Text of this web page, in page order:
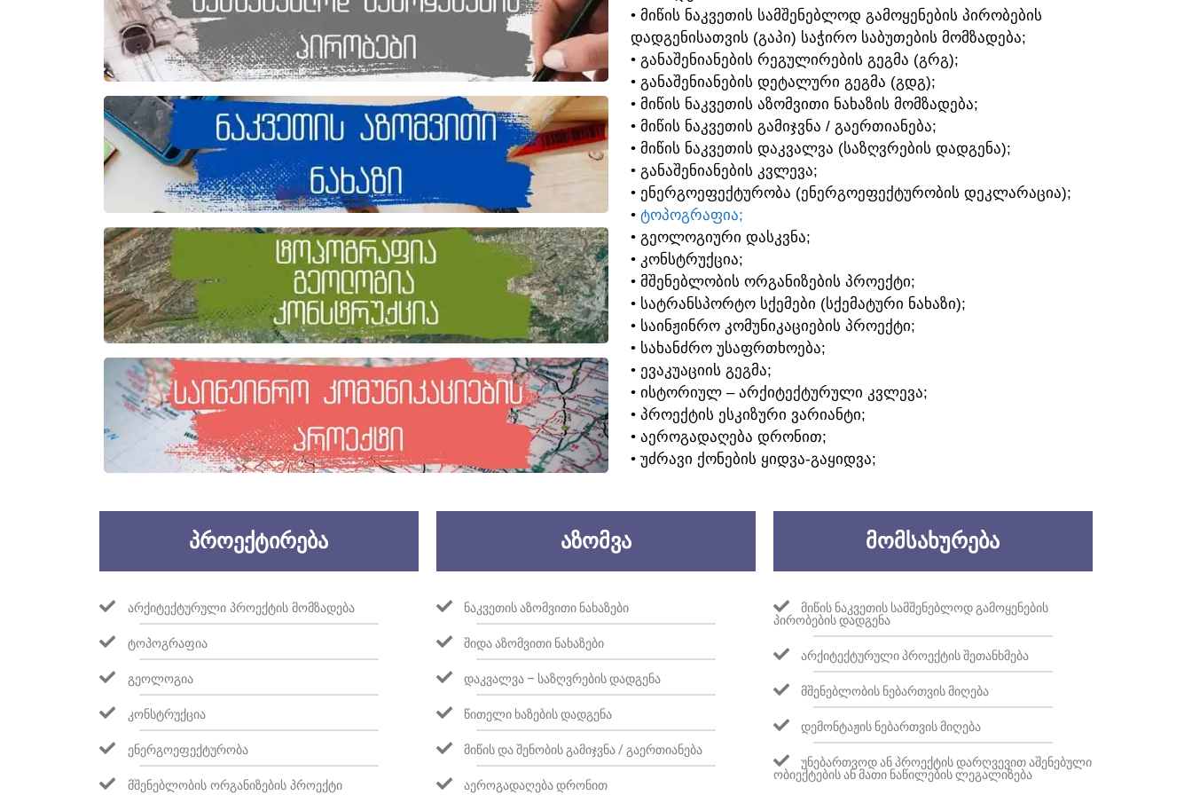
• ᲛᲘᲬᲘᲡ ᲜᲐᲙᲕᲔᲗᲘᲡ ᲡᲐᲛᲨᲔᲜᲔᲑᲚᲝᲓ ᲒᲐᲛᲝᲧᲔᲜᲔᲑᲘᲡ ᲞᲘᲠᲝᲑᲔᲑᲘᲡ
ᲓᲐᲓᲒᲔᲜᲘᲡᲐᲗᲕᲘᲡ (ᲒᲐᲞᲘ) ᲡᲐᲭᲘᲠᲝ ᲡᲐᲑᲣᲗᲔᲑᲘᲡ ᲛᲝᲛᲖᲐᲓᲔᲑᲐ;
• ᲒᲐᲜᲐᲨᲔᲜᲘᲐᲜᲔᲑᲘᲡ ᲠᲔᲒᲣᲚᲘᲠᲔᲑᲘᲡ ᲒᲔᲒᲛᲐ (ᲒᲠᲒ);
• ᲒᲐᲜᲐᲨᲔᲜᲘᲐᲜᲔᲑᲘᲡ ᲓᲔᲢᲐᲚᲣᲠᲘ ᲒᲔᲒᲛᲐ (ᲒᲓᲒ);
• ᲛᲘᲬᲘᲡ ᲜᲐᲙᲕᲔᲗᲘᲡ ᲐᲖᲝᲛᲕᲘᲗᲘ ᲜᲐᲮᲐᲖᲘᲡ ᲛᲝᲛᲖᲐᲓᲔᲑᲐ;
• ᲛᲘᲬᲘᲡ ᲜᲐᲙᲕᲔᲗᲘᲡ ᲒᲐᲛᲘᲯᲕᲜᲐ / ᲒᲐᲔᲠᲗᲘᲐᲜᲔᲑᲐ;
• ᲛᲘᲬᲘᲡ ᲜᲐᲙᲕᲔᲗᲘᲡ ᲓᲐᲙᲕᲐᲚᲕᲐ (ᲡᲐᲖᲦᲕᲠᲔᲑᲘᲡ ᲓᲐᲓᲒᲔᲜᲐ);
• ᲒᲐᲜᲐᲨᲔᲜᲘᲐᲜᲔᲑᲘᲡ ᲙᲕᲚᲔᲕᲐ;
• ᲔᲜᲔᲠᲒᲝᲔᲤᲔᲥᲢᲣᲠᲝᲑᲐ (ᲔᲜᲔᲠᲒᲝᲔᲤᲔᲥᲢᲣᲠᲝᲑᲘᲡ ᲓᲔᲙᲚᲐᲠᲐᲪᲘᲐ);
• ᲢᲝᲞᲝᲒᲠᲐᲤᲘᲐ;
• ᲒᲔᲝᲚᲝᲒᲘᲣᲠᲘ ᲓᲐᲡᲙᲕᲜᲐ;
• ᲙᲝᲜᲡᲢᲠᲣᲥᲪᲘᲐ;
• ᲛᲨᲔᲜᲔᲑᲚᲝᲑᲘᲡ ᲝᲠᲒᲐᲜᲘᲖᲔᲑᲘᲡ ᲞᲠᲝᲔᲥᲢᲘ;
• ᲡᲐᲢᲠᲐᲜᲡᲞᲝᲠᲢᲝ ᲡᲥᲔᲛᲔᲑᲘ (ᲡᲥᲔᲛᲐᲢᲣᲠᲘ ᲜᲐᲮᲐᲖᲘ);
• ᲡᲐᲘᲜᲟᲘᲜᲠᲝ ᲙᲝᲛᲣᲜᲘᲙᲐᲪᲘᲔᲑᲘᲡ ᲞᲠᲝᲔᲥᲢᲘ;
• ᲡᲐᲮᲐᲜᲫᲠᲝ ᲣᲡᲐᲤᲠᲗᲮᲝᲔᲑᲐ;
• ᲔᲕᲐᲙᲣᲐᲪᲘᲘᲡ ᲒᲔᲒᲛᲐ;
• ᲘᲡᲢᲝᲠᲘᲣᲚ – ᲐᲠᲥᲘᲢᲔᲥᲢᲣᲠᲣᲚᲘ ᲙᲕᲚᲔᲕᲐ;
• ᲞᲠᲝᲔᲥᲢᲘᲡ ᲔᲡᲙᲘᲖᲣᲠᲘ ᲕᲐᲠᲘᲐᲜᲢᲘ;
• ᲐᲔᲠᲝᲒᲐᲓᲐᲦᲔᲑᲐ ᲓᲠᲝᲜᲘᲗ;
• ᲣᲫᲠᲐᲕᲘ ᲥᲝᲜᲔᲑᲘᲡ ᲧᲘᲓᲕᲐ-ᲒᲐᲧᲘᲓᲕᲐ;
ᲞᲠᲝᲔᲥᲢᲘᲠᲔᲑᲐ
ᲐᲠᲥᲘᲢᲔᲥᲢᲣᲠᲣᲚᲘ ᲞᲠᲝᲔᲥᲢᲘᲡ ᲛᲝᲛᲖᲐᲓᲔᲑᲐ
ᲢᲝᲞᲝᲒᲠᲐᲤᲘᲐ
ᲒᲔᲝᲚᲝᲒᲘᲐ
ᲙᲝᲜᲡᲢᲠᲣᲥᲪᲘᲐ
ᲔᲜᲔᲠᲒᲝᲔᲤᲔᲥᲢᲣᲠᲝᲑᲐ
ᲛᲨᲔᲜᲔᲑᲚᲝᲑᲘᲡ ᲝᲠᲒᲐᲜᲘᲖᲔᲑᲘᲡ ᲞᲠᲝᲔᲥᲢᲘ
ᲐᲖᲝᲛᲕᲐ
ᲜᲐᲙᲕᲔᲗᲘᲡ ᲐᲖᲝᲛᲕᲘᲗᲘ ᲜᲐᲮᲐᲖᲔᲑᲘ
ᲨᲘᲓᲐ ᲐᲖᲝᲛᲕᲘᲗᲘ ᲜᲐᲮᲐᲖᲔᲑᲘ
ᲓᲐᲙᲕᲐᲚᲕᲐ – ᲡᲐᲖᲦᲕᲠᲔᲑᲘᲡ ᲓᲐᲓᲒᲔᲜᲐ
ᲬᲘᲗᲔᲚᲘ ᲮᲐᲖᲔᲑᲘᲡ ᲓᲐᲓᲒᲔᲜᲐ
ᲛᲘᲬᲘᲡ ᲓᲐ ᲨᲔᲜᲝᲑᲘᲡ ᲒᲐᲛᲘᲯᲕᲜᲐ / ᲒᲐᲔᲠᲗᲘᲐᲜᲔᲑᲐ
ᲐᲔᲠᲝᲒᲐᲓᲐᲦᲔᲑᲐ ᲓᲠᲝᲜᲘᲗ
ᲛᲝᲛᲡᲐᲮᲣᲠᲔᲑᲐ
ᲛᲘᲬᲘᲡ ᲜᲐᲙᲕᲔᲗᲘᲡ ᲡᲐᲛᲨᲔᲜᲔᲑᲚᲝᲓ ᲒᲐᲛᲝᲧᲔᲜᲔᲑᲘᲡ
ᲞᲘᲠᲝᲑᲔᲑᲘᲡ ᲓᲐᲓᲒᲔᲜᲐ
ᲐᲠᲥᲘᲢᲔᲥᲢᲣᲠᲣᲚᲘ ᲞᲠᲝᲔᲥᲢᲘᲡ ᲨᲔᲗᲐᲜᲮᲛᲔᲑᲐ
ᲛᲨᲔᲜᲔᲑᲚᲝᲑᲘᲡ ᲜᲔᲑᲐᲠᲗᲕᲘᲡ ᲛᲘᲦᲔᲑᲐ
ᲓᲔᲛᲝᲜᲢᲐᲟᲘᲡ ᲜᲔᲑᲐᲠᲗᲕᲘᲡ ᲛᲘᲦᲔᲑᲐ
ᲣᲜᲔᲑᲐᲠᲗᲕᲝᲓ ᲐᲜ ᲞᲠᲝᲔᲥᲢᲘᲡ ᲓᲐᲠᲦᲕᲔᲕᲘᲗ ᲐᲨᲔᲜᲔᲑᲣᲚᲘ
ᲝᲑᲘᲔᲥᲢᲔᲑᲘᲡ ᲐᲜ ᲛᲐᲗᲘ ᲜᲐᲬᲘᲚᲔᲑᲘᲡ ᲚᲔᲒᲐᲚᲘᲖᲔᲑᲐ